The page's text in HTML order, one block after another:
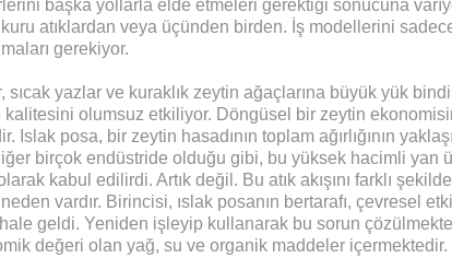
başka yollarla elde etmeleri gerektiği sonucuna
atıklardan veya üçünden birden. İş modellerini
gerekiyor.
sıcak yazlar ve kuraklık zeytin ağaçlarına büyük yük
kalitesini olumsuz etkiliyor. Döngüsel bir zeytin
Islak posa, bir zeytin hasadının toplam ağırlığının
birçok endüstride olduğu gibi, bu yüksek hacimli yan
kabul edilirdi. Artık değil. Bu atık akışını farklı
vardır. Birincisi, ıslak posanın bertarafı, çevresel
geldi. Yeniden işleyip kullanarak bu sorun
değeri olan yağ, su ve organik maddeler içermektedir.